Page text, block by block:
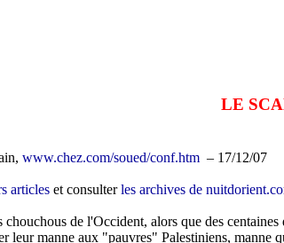
LE
www.chez.com/soued/conf.htm – 17/12/07
articles et consulterles archives de
chouchous de l'Occident, alors que des
leur manne aux "pauvres" Palestiniens, manne